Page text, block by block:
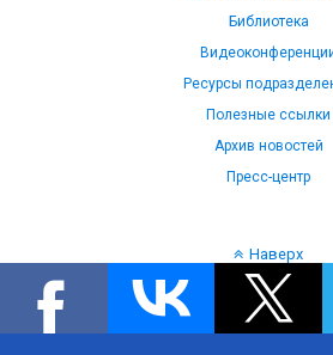
Библиотека
Ресурсы
Полезные ссылки
Архив новостей
Пресс-центр
Наверх